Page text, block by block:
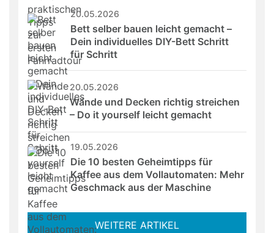
20.05.2026
Bett selber bauen leicht gemacht –
Dein individuelles DIY-Bett Schritt
für Schritt
20.05.2026
Wände und Decken richtig streichen
– Do it yourself leicht gemacht
19.05.2026
Die 10 besten Geheimtipps für
Kaffee aus dem Vollautomaten: Mehr
Geschmack aus der Maschine
WEITERE ARTIKEL